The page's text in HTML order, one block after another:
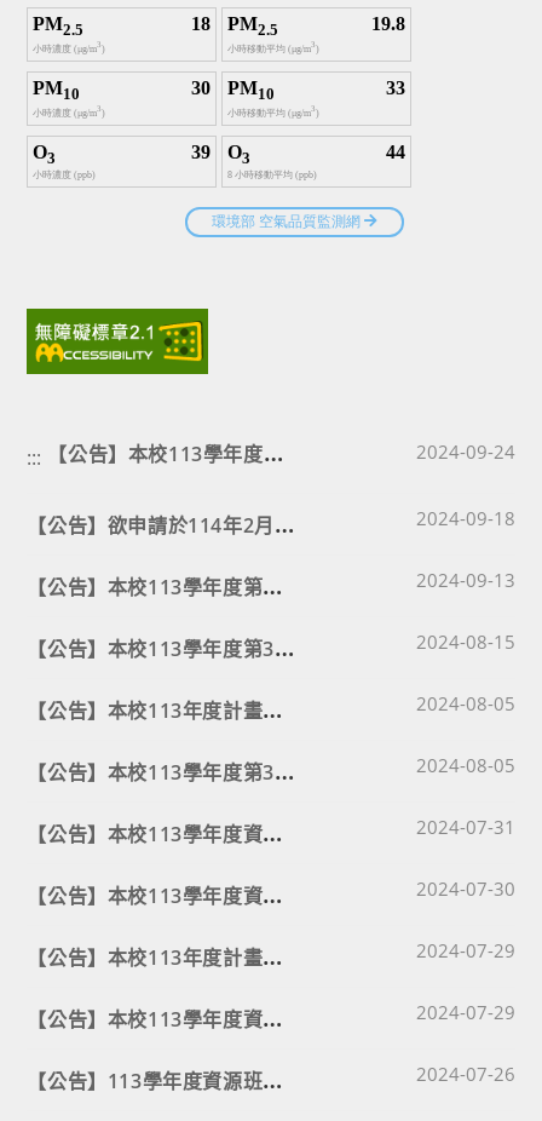
::: 【
公告】本校113學年度第一次特教學生教師助理員面試名單 Post published:
2024-09-24
【
公告】欲申請於114年2月1日退休生效(含職員於114年1月16日退休生效)作業事項 Post published:
2024-09-18
【
公告】本校113學年度第一次特教學生教師助理員甄選簡章 Post published:
2024-09-13
【
公告】本校113學年度第3次教師甄選錄取人員名單 Post published:
2024-08-15
【
公告】本校113年度計畫助理甄選結果 Post published:
2024-08-05
【
公告】本校113學年度第3次教師甄選簡章 Post published:
2024-08-05
【
公告】本校113學年度資源班行政助理人員甄選結果 Post published:
2024-07-31
【
公告】本校113學年度資源班行政助理面試名單 Post published:
2024-07-30
【
公告】本校113年度計畫助理甄選簡章（延期修正版） Post published:
2024-07-29
【
公告】本校113學年度資源班行政助理招聘簡章（延期修正版） Post published:
2024-07-29
【
公告】113學年度資源班行政助理及113年度計畫助理甄選延期 Post published:
2024-07-26